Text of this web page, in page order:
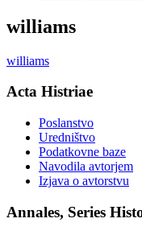
williams
williams
Acta Histriae
Poslanstvo
Uredništvo
Podatkovne baze
Navodila avtorjem
Izjava o avtorstvu
Annales, Series